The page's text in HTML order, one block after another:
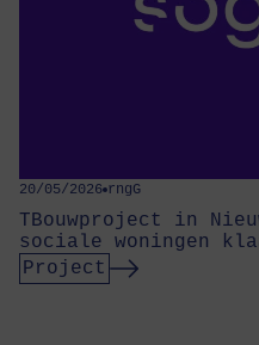
20/05/2026 rngG
TBouwproject in
sociale woningen
Project